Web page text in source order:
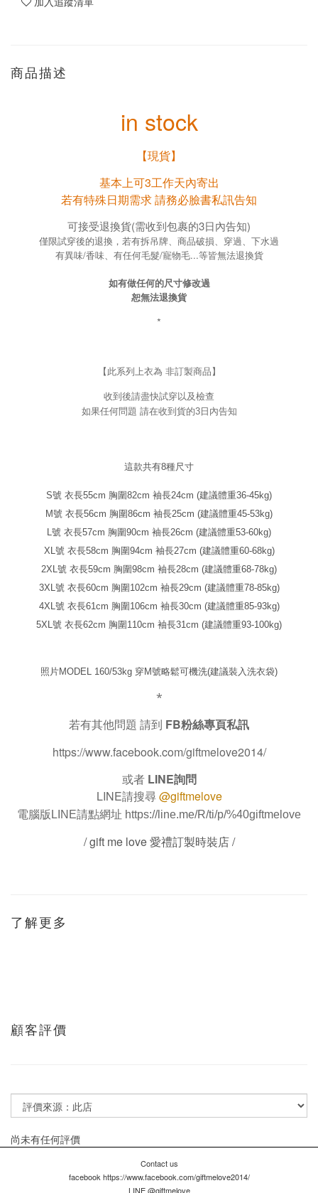
商品描述
in stock
【現貨】
基本上可3工作天內寄出
若有特殊日期需求 請務必臉書私訊告知
可接受退換貨(需收到包裹的3日內告知)
僅限試穿後的退換，若有拆吊牌、商品破損、穿過、下水過
有異味/香味、有任何毛髮/寵物毛...等皆無法退換貨
如有做任何的尺寸修改過
恕無法退換貨
*
【此系列上衣為 非訂製商品】
收到後請盡快試穿以及檢查
如果任何問題 請在收到貨的3日內告知
這款共有8種尺寸
S號 衣長55cm 胸圍82cm 袖長24cm (建議體重36-45kg)
M號 衣長56cm 胸圍86cm 袖長25cm (建議體重45-53kg)
L號 衣長57cm 胸圍90cm 袖長26cm (建議體重53-60kg)
XL號衣長58cm 胸圍94cm 袖長27cm (建議體重60-68kg)
2XL號 衣長59cm 胸圍98cm 袖長28cm (建議體重68-78kg)
3XL號衣長60cm 胸圍102cm 袖長29cm (建議體重78-85kg)
4XL號衣長61cm 胸圍106cm 袖長30cm (建議體重85-93kg)
5XL號 衣長62cm 胸圍110cm 袖長31cm (建議體重93-100kg)
照片MODEL 160/53kg 穿M號略鬆可機洗(建議裝入洗衣袋)
*
若有其他問題 請到 FB粉絲專頁私訊
https://www.facebook.com/giftmelove2014/
或者 LINE詢問
LINE請搜尋@giftmelove
電腦版LINE請點網址 https://line.me/R/ti/p/%40giftmelove
/ gift me love 愛禮訂製時裝店 /
了解更多
顧客評價
尚未有任何評價
Contact us
facebook https://www.facebook.com/giftmelove2014/
LINE @giftmelove